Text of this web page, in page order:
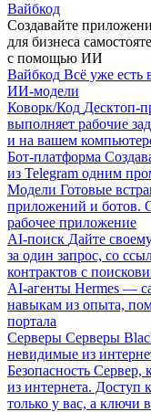
Вайбкод
Создавайте
для бизнеса
с помощью ИИ
Вайбкод Всё уже есть
ИИ-модели
Коворк/Код Десктоп-
выполняет рабочие
и на вашем
Бот-платформа
из Telegram одним
Модели Готовые
приложений и ботов.
рабочее приложение
AI-поиск Дайте
за один запрос, со
контрактов с
AI-агенты Hermes —
навыкам из опыта,
портала
Серверы Серверы
невидимые из
Безопасность Сервер,
из интернета.
только у вас, а ключи